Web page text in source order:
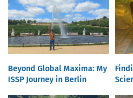
Beyond Global Maxima: My
ISSP Journey in Berlin